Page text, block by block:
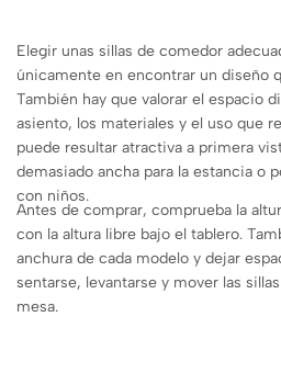
Elegir unas sillas de comedor
únicamente en encontrar un diseño
También hay que valorar el espacio
asiento, los materiales y el uso que
puede resultar atractiva a primera
demasiado ancha para la estancia o
con niños.
Antes de comprar, comprueba la
con la altura libre bajo el tablero.
anchura de cada modelo y dejar
sentarse, levantarse y mover las
mesa.